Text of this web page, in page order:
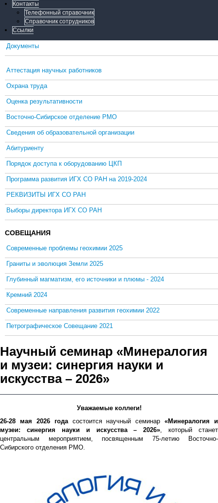
Контакты
Телефонный справочник
Справочник сотрудников
Ссылки
Документы
Аттестация научных работников
Охрана труда
Оценка результативности
Восточно-Сибирское отделение РМО
Сведения об образовательной организации
Абитуриенту
Порядок доступа к оборудованию ЦКП
Программа развития ИГХ СО РАН на 2019-2024
РЕКВИЗИТЫ ИГХ СО РАН
Выборы директора ИГХ СО РАН
СОВЕЩАНИЯ
Современные проблемы геохимии 2025
Граниты и эволюция Земли 2025
Глубинный магматизм, его источники и плюмы - 2024
Кремний 2024
Современные направления развития геохимии 2022
Петрографическое Совещание 2021
Научный семинар «Минералогия
и музеи: синергия науки и
искусства – 2026»
Уважаемые коллеги!
26-28 мая 2026 годасостоится научный семинар«Минералогия и
музеи: синергия науки и искусства – 2026», который станет
центральным мероприятием, посвященным 75-летию Восточно-
Сибирского отделения РМО.